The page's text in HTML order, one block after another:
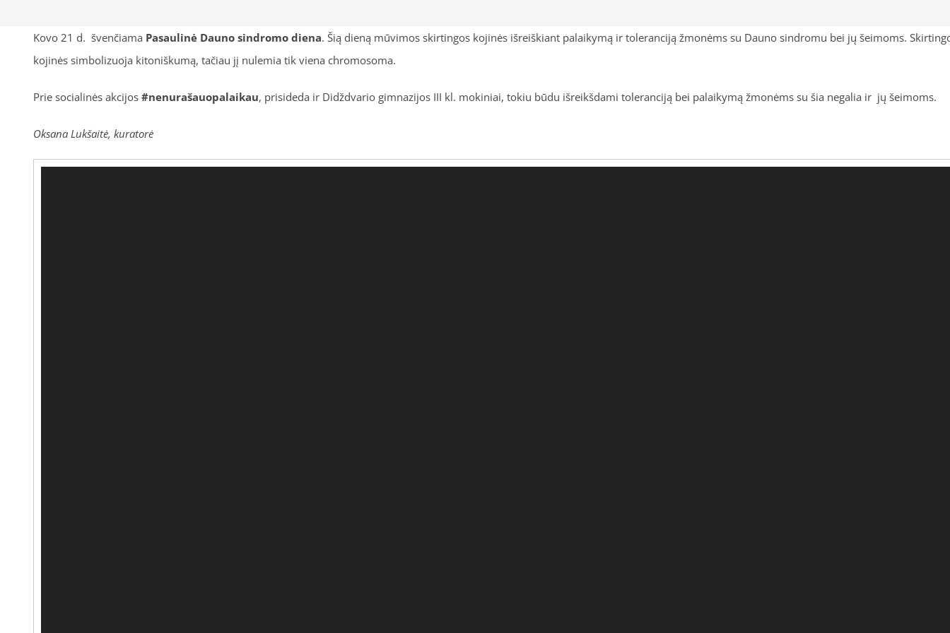
Kovo 21 d. švenčiama Pasaulinė Dauno sindromo diena. Šią dieną mūvimos skirtingos kojinės išreiškiant palaikymą ir toleranciją žmonėms su Dauno sindromu bei jų šeimoms.
kojinės simbolizuoja kitoniškumą, tačiau jį nulemia tik viena chromosoma.
Prie socialinės akcijos #nenurašauopalaikau, prisideda ir Didždvario gimnazijos III kl. mokiniai, tokiu būdu išreikšdami toleranciją bei palaikymą žmonėms su šia negalia ir jų šeimoms.
Oksana Lukšaitė, kuratorė